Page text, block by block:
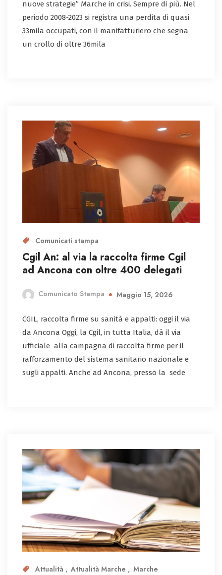
nuove strategie” Marche in crisi. Sempre di più. Nel
periodo 2008-2023 si registra una perdita di quasi
33mila occupati, con il manifatturiero che segna
un crollo di oltre 36mila
Comunicati stampa
Cgil An: al via la raccolta firme Cgil
ad Ancona con oltre 400 delegati
Comunicato Stampa Maggio 15, 2026
CGIL, raccolta firme su sanità e appalti: oggi il via
da Ancona Oggi, la Cgil, in tutta Italia, dà il via
ufficiale alla campagna di raccolta firme per il
rafforzamento del sistema sanitario nazionale e
sugli appalti. Anche ad Ancona, presso la sede
Attualità Attualità Marche Marche